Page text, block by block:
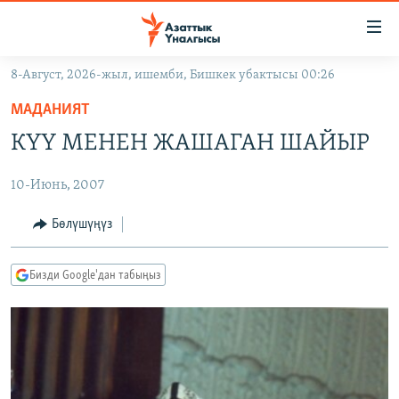
Навигацияга
өтүңүз
Издөөгө
салыңыз
САЯСАТ
ЭКОНОМИКА
ДҮЙНӨ
БОРБОР АЗИЯ
УКРАИНА
АТАЙЫН ИЛИКТӨӨ
БҮГҮН АЗАТТЫКТА
ПОДКАСТ
8-Август, 2026-жыл, ишемби, Бишкек убактысы 00:26
МАДАНИЯТ
КҮҮ МЕНЕН ЖАШАГАН ШАЙЫР
10-Июнь, 2007
Бөлүшүңүз
Бизди Google'дан табыңыз